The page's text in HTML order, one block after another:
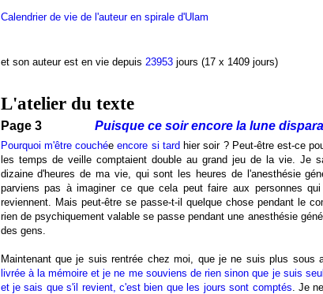
Calendrier de vie de l'auteur en spirale d'Ulam
et son auteur est en vie depuis 23953jours (17 x 1409 jours)
L'atelier du texte
Page 3 Puisque ce soir encore la lune
Pourquoi m'être couchée encore si tard hier soir ? Peut-être est-ce
les temps de veille comptaient double au grand jeu de la vie. Je
dizaine d'heures de ma vie, qui sont les heures de l'anesthésie
parviens pas à imaginer ce que cela peut faire aux personnes
reviennent. Mais peut-être se passe-t-il quelque chose pendant le
rien de psychiquement valable se passe pendant une anesthésie
des gens.
Maintenant que je suis rentrée chez moi, que je ne suis plus sous
livrée à la mémoire et je ne me souviens de rien sinon que je suis
et je sais que s'il revient, c'est bien que les jours sont comptés. Je